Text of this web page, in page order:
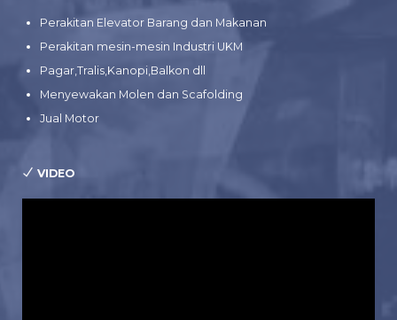
Perakitan Elevator Barang dan Makanan
Perakitan mesin-mesin Industri UKM
Pagar,Tralis,Kanopi,Balkon dll
Menyewakan Molen dan Scafolding
Jual Motor
VIDEO